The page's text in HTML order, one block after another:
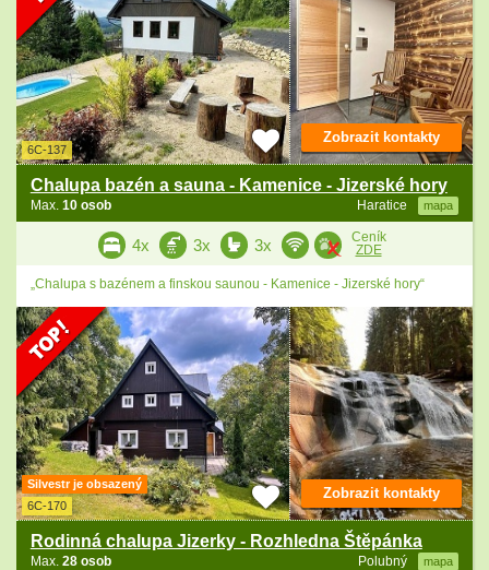
6C-137
Chalupa bazén a sauna - Kamenice - Jizerské hory
Haratice mapa
Max. 10 osob
Zobrazit kontakty
4x 3x 3x
Ceník
ZDE
„Chalupa s bazénem a finskou saunou - Kamenice - Jizerské hory“
Silvestr je obsazený
6C-170
Rodinná chalupa Jizerky - Rozhledna Štěpánka
Polubný mapa
Max. 28 osob
Zobrazit kontakty